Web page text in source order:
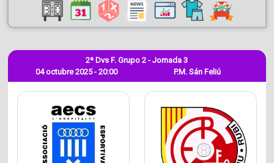
04 octubre 2025 - 20:00
2ª Dvs F. Grupo 2 - Jornada 3
P.M. Sán Feliú